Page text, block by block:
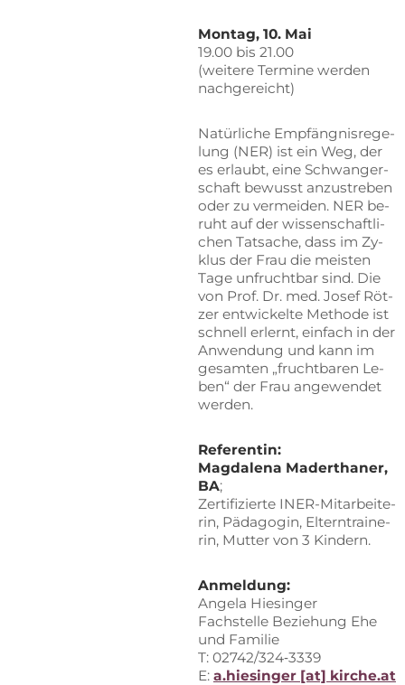
Mon­tag, 10. Mai
19.00 bis 21.00
(wei­te­re Ter­mi­ne wer­den
nachgereicht)
Na­tür­li­che Emp­fäng­nis­re­ge­
lung (NER) ist ein Weg, der
es er­laubt, eine Schwan­ger­
schaft be­wusst an­zu­stre­ben
oder zu ver­mei­den. NER be­
ruht auf der wis­sen­schaft­li­
chen Tat­sa­che, dass im Zy­
klus der Frau die meis­ten
Tage un­frucht­bar sind. Die
von Prof. Dr. med. Jo­sef Röt­
zer ent­wi­ckel­te Me­tho­de ist
schnell er­lernt, ein­fach in der
An­wen­dung und kann im
ge­sam­ten „frucht­ba­ren Le­
ben“ der Frau an­ge­wen­det
werden.
Re­fe­ren­tin:
Mag­da­le­na Ma­dertha­ner,
BA;
Zer­ti­fi­zier­te INER-Mit­ar­bei­te­
rin, Päd­ago­gin, El­tern­trai­ne­
rin, Mut­ter von 3 Kindern.
An­mel­dung:
An­ge­la Hiesinger
Fach­stel­le Be­zie­hung Ehe
und Familie
T: 02742/324‑3339
E: a.hiesinger [at] kirche.at